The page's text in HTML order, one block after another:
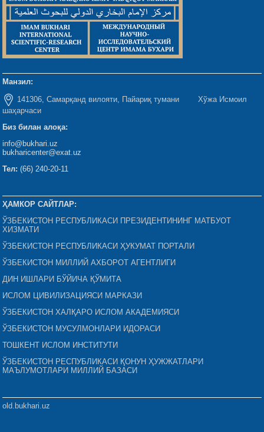
Манзил:
141306, Самарқанд вилояти, Пайариқ тумани Хўжа Исмоил
шаҳарчаси
Биз билан алоқа:
info@bukhari.uz
bukharicenter@exat.uz
Тел: (66) 240-20-11
ҲАМКОР САЙТЛАР:
ЎЗБЕКИСТОН РЕСПУБЛИКАСИ ПРЕЗИДЕНТИНИНГ МАТБУОТ
ХИЗМАТИ
ЎЗБЕКИСТОН РЕСПУБЛИКАСИ ҲУКУМАТ ПОРТАЛИ
ЎЗБЕКИСТОН МИЛЛИЙ АХБОРОТ АГЕНТЛИГИ
ДИН ИШЛАРИ БЎЙИЧА ҚЎМИТА
ИСЛОМ ЦИВИЛИЗАЦИЯСИ МАРКАЗИ
ЎЗБЕКИСТОН ХАЛҚАРО ИСЛОМ АКАДЕМИЯСИ
ЎЗБЕКИСТОН МУСУЛМОНЛАРИ ИДОРАСИ
ТОШКЕНТ ИСЛОМ ИНСТИТУТИ
ЎЗБЕКИСТОН РЕСПУБЛИКАСИ ҚОНУН ҲУЖЖАТЛАРИ
МАЪЛУМОТЛАРИ МИЛЛИЙ БАЗАСИ
old.bukhari.uz